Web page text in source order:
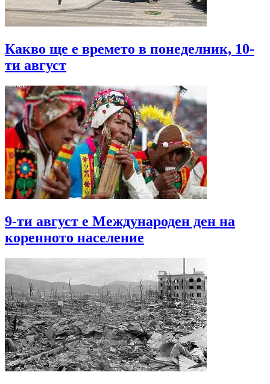
Какво ще е времето в понеделник, 10-
ти август
9-ти август е Международен ден на
коренното население